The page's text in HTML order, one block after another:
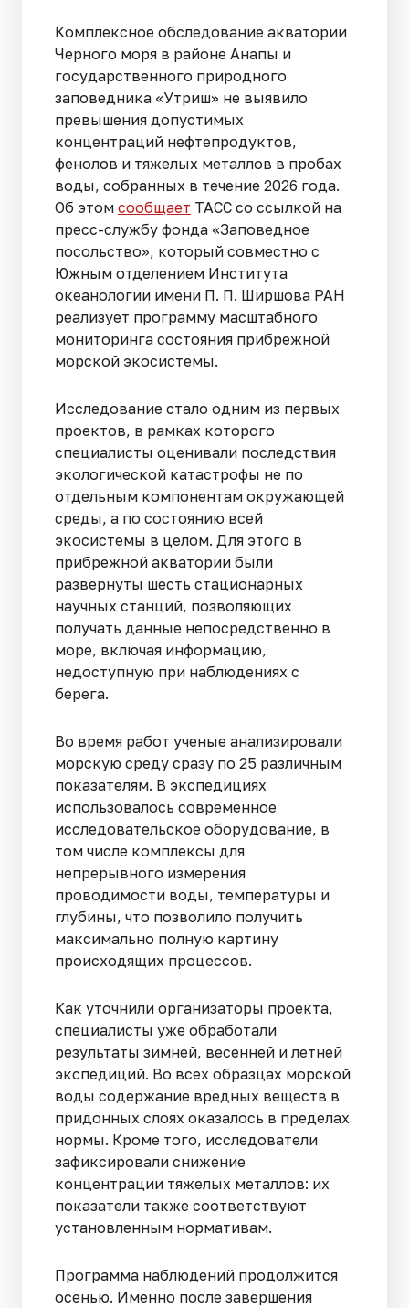
Комплексное обследование акватории
Черного моря в районе Анапы и
государственного природного
заповедника «Утриш» не выявило
превышения допустимых
концентраций нефтепродуктов,
фенолов и тяжелых металлов в пробах
воды, собранных в течение 2026 года.
Об этом сообщает ТАСС со ссылкой на
пресс-службу фонда «Заповедное
посольство», который совместно с
Южным отделением Института
океанологии имени П. П. Ширшова РАН
реализует программу масштабного
мониторинга состояния прибрежной
морской экосистемы.
Исследование стало одним из первых
проектов, в рамках которого
специалисты оценивали последствия
экологической катастрофы не по
отдельным компонентам окружающей
среды, а по состоянию всей
экосистемы в целом. Для этого в
прибрежной акватории были
развернуты шесть стационарных
научных станций, позволяющих
получать данные непосредственно в
море, включая информацию,
недоступную при наблюдениях с
берега.
Во время работ ученые анализировали
морскую среду сразу по 25 различным
показателям. В экспедициях
использовалось современное
исследовательское оборудование, в
том числе комплексы для
непрерывного измерения
проводимости воды, температуры и
глубины, что позволило получить
максимально полную картину
происходящих процессов.
Как уточнили организаторы проекта,
специалисты уже обработали
результаты зимней, весенней и летней
экспедиций. Во всех образцах морской
воды содержание вредных веществ в
придонных слоях оказалось в пределах
нормы. Кроме того, исследователи
зафиксировали снижение
концентрации тяжелых металлов: их
показатели также соответствуют
установленным нормативам.
Программа наблюдений продолжится
осенью. Именно после завершения